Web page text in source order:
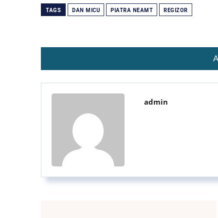
TAGS DAN MICU PIATRA NEAMT REGIZOR
admin